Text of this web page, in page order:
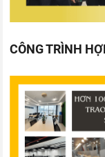
CÔNG TRÌNH